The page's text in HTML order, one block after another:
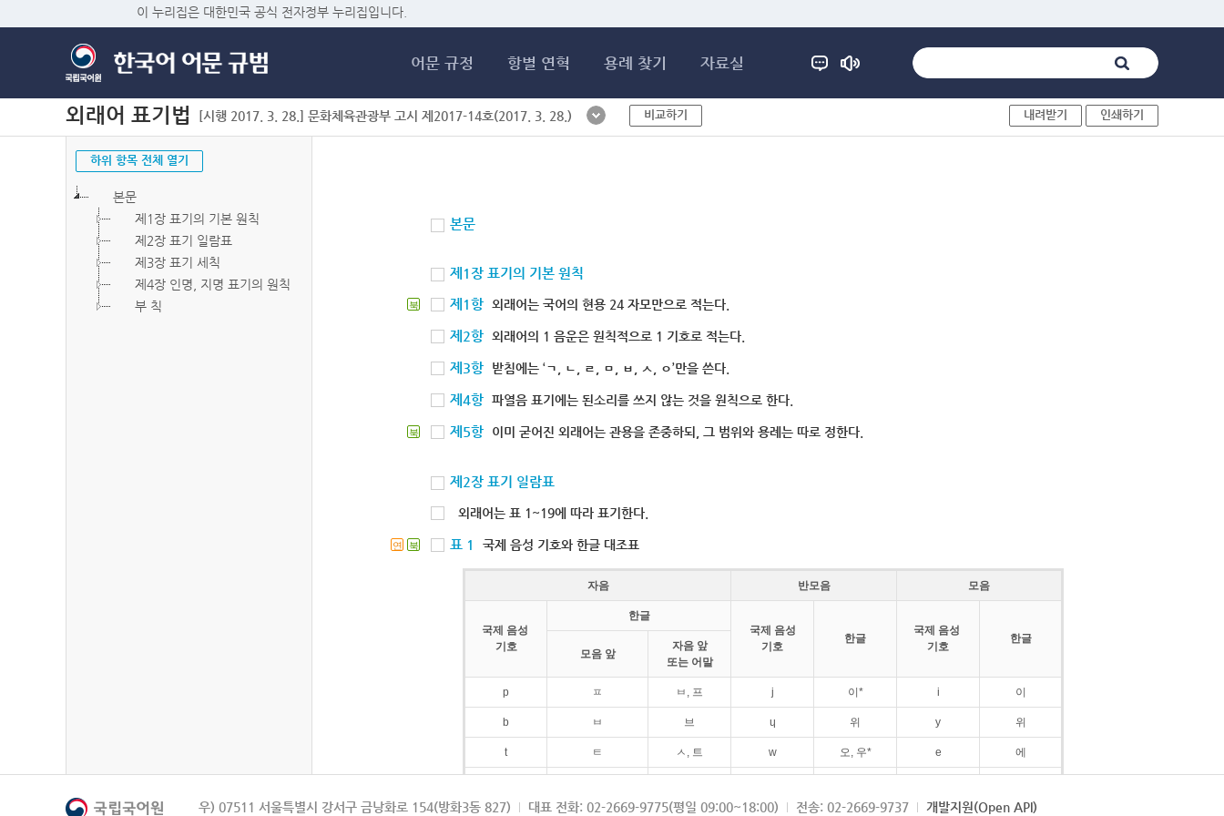
이 누리집은 대한민국 공식 전자정부 누리집입니다.
어문 규정 항별 연혁 용례 찾기 자료실
외래어 표기법 [시행 2017. 3. 28.] 문화체육관광부 고시 제2017-14호(2017. 3. 28.) 비교하기 내려받기 인쇄하기
하위 항목 전체 열기
본문
제1장 표기의 기본 원칙
제2장 표기 일람표
제3장 표기 세칙
제4장 인명, 지명 표기의 원칙
부 칙
본문
제1장 표기의 기본 원칙
북 제1항 외래어는 국어의 현용 24 자모만으로 적는다.
제2항 외래어의 1 음운은 원칙적으로 1 기호로 적는다.
제3항 받침에는 ‘ㄱ, ㄴ, ㄹ, ㅁ, ㅂ, ㅅ, ㅇ’만을 쓴다.
제4항 파열음 표기에는 된소리를 쓰지 않는 것을 원칙으로 한다.
북 제5항 이미 굳어진 외래어는 관용을 존중하되, 그 범위와 용례는 따로 정한다.
제2장 표기 일람표
외래어는 표 1~19에 따라 표기한다.
연 북 표 1 국제 음성 기호와 한글 대조표
자음 반모음 모음
국제 음성
기호
한글
국제 음성
기호
한글
국제 음성
기호
한글
모음 앞
자음 앞
또는 어말
p ㅍ ㅂ, 프 j 이* i 이
b ㅂ 브 ɥ 위 y 위
t ㅌ ㅅ, 트 w 오, 우* e 에
k ㅋ ㄱ, 크 ɛ 에
우) 07511 서울특별시 강서구 금낭화로 154(방화3동 827) 대표 전화: 02-2669-9775(평일 09:00~18:00) 전송: 02-2669-9737 개발지원(Open API)